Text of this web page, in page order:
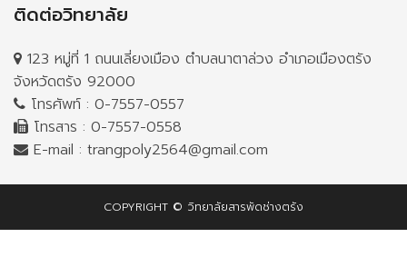
ติดต่อวิทยาลัย
123 หมู่ที่ 1 ถนนเลี่ยงเมือง ตำบลนาตาล่วง อำเภอเมืองตรัง
จังหวัดตรัง 92000
โทรศัพท์ : 0-7557-0557
โทรสาร : 0-7557-0558
E-mail : trangpoly2564@gmail.com
COPYRIGHT © วิทยาลัยสารพัดช่างตรัง